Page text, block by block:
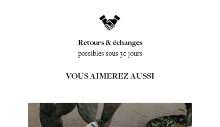
Retours & échanges
possibles sous 30 jours
VOUS AIMEREZ AUSSI